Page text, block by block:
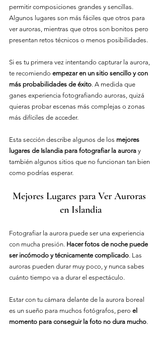
permitir composiciones grandes y sencillas.
Algunos lugares son más fáciles que otros para
ver auroras, mientras que otros son bonitos pero
presentan retos técnicos o menos posibilidades.
Si es tu primera vez intentando capturar la aurora,
te recomiendo empezar en un sitio sencillo y con
más probabilidades de éxito. A medida que
ganes experiencia fotografiando auroras, quizá
quieras probar escenas más complejas o zonas
más difíciles de acceder.
Esta sección describe algunos de los mejores
lugares de Islandia para fotografiar la aurora y
también algunos sitios que no funcionan tan bien
como podrías esperar.
Mejores Lugares para Ver Auroras
en Islandia
Fotografiar la aurora puede ser una experiencia
con mucha presión. Hacer fotos de noche puede
ser incómodo y técnicamente complicado. Las
auroras pueden durar muy poco, y nunca sabes
cuánto tiempo va a durar el espectáculo.
Estar con tu cámara delante de la aurora boreal
es un sueño para muchos fotógrafos, pero el
momento para conseguir la foto no dura mucho.